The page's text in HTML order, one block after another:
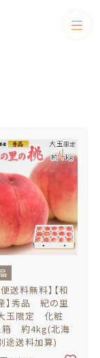
送料無料】【和
】秀品 紀の里
玉限定 化粧
約4kg(北海
途送料加算)
テゴリー一覧